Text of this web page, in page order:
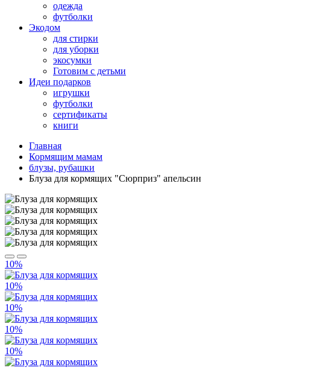
одежда
футболки
Экодом
для стирки
для уборки
экосумки
Готовим с детьми
Идеи подарков
игрушки
футболки
сертификаты
книги
Главная
Кормящим мамам
блузы, рубашки
Блуза для кормящих "Сюрприз" апельсин
10%
10%
10%
10%
10%